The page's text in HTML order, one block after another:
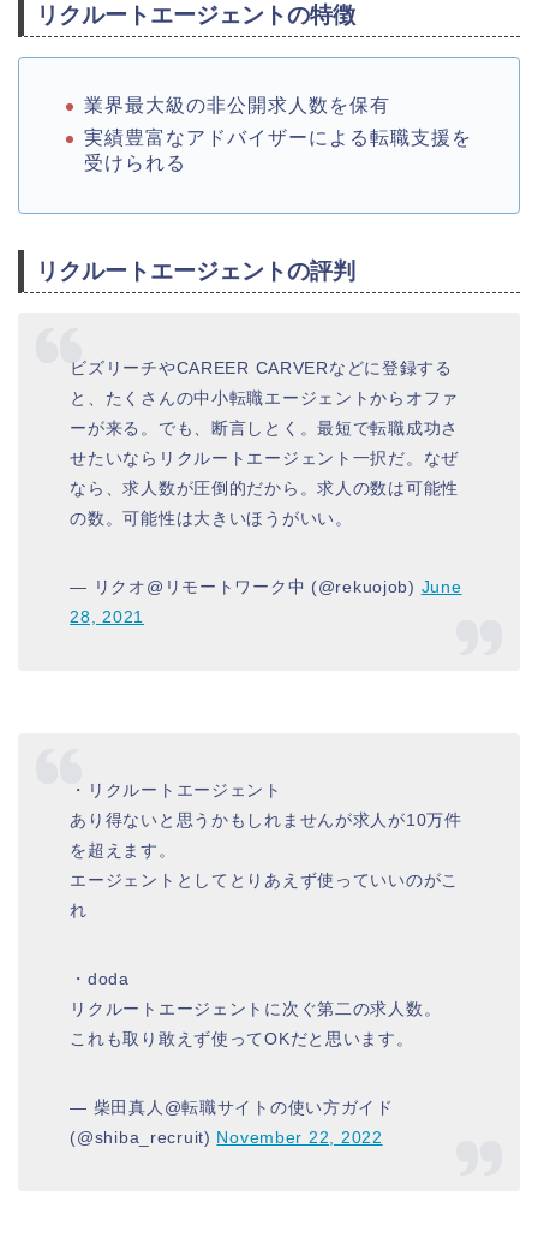
リクルートエージェントの特徴
業界最大級の非公開求人数を保有
実績豊富なアドバイザーによる転職支援を
受けられる
リクルートエージェントの評判
ビズリーチやCAREER CARVERなどに登録する
と、たくさんの中小転職エージェントからオファ
ーが来る。でも、断言しとく。最短で転職成功さ
せたいならリクルートエージェント一択だ。なぜ
なら、求人数が圧倒的だから。求人の数は可能性
の数。可能性は大きいほうがいい。
— リクオ@リモートワーク中 (@rekuojob) June
28, 2021
・リクルートエージェント
あり得ないと思うかもしれませんが求人が10万件
を超えます。
エージェントとしてとりあえず使っていいのがこ
れ
・doda
リクルートエージェントに次ぐ第二の求人数。
これも取り敢えず使ってOKだと思います。
— 柴田真人@転職サイトの使い方ガイド
(@shiba_recruit) November 22, 2022